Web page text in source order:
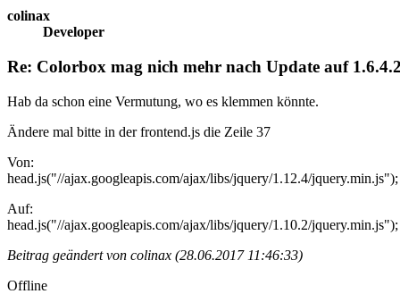
colinax
Developer
Re: Colorbox mag nich mehr nach Update auf
Hab da schon eine Vermutung, wo es klemmen könnte.
Ändere mal bitte in der frontend.js die Zeile 37
Von:
head.js("//ajax.googleapis.com/ajax/libs/jquery/1.12.4/jquery.min.js");
Auf:
head.js("//ajax.googleapis.com/ajax/libs/jquery/1.10.2/jquery.min.js");
Beitrag geändert von colinax (28.06.2017 11:46:33)
Offline